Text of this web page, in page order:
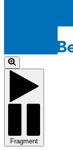
Fragment